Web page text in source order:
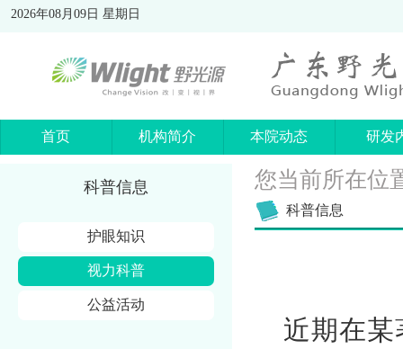
2026年08月09日 星期日
首页 机构简介 本院动态 研发
科普信息
护眼知识
视力科普
公益活动
您当前所在位
科普信息
近期在